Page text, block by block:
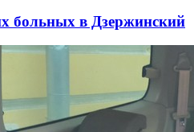
больных в Дзержинский